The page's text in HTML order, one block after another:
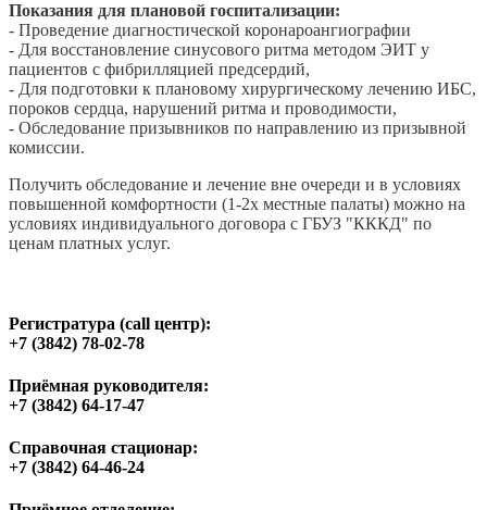
Показания для плановой госпитализации:
- Проведение диагностической коронароангиографии
- Для восстановление синусового ритма методом ЭИТ у
пациентов с фибрилляцией предсердий,
- Для подготовки к плановому хирургическому лечению ИБС,
пороков сердца, нарушений ритма и проводимости,
- Обследование призывников по направлению из призывной
комиссии.
Получить обследование и лечение вне очереди и в условиях
повышенной комфортности (1-2х местные палаты) можно на
условиях индивидуального договора с ГБУЗ "КККД" по
ценам платных услуг.
Регистратура (call центр):
+7 (3842) 78-02-78
Приёмная руководителя:
+7 (3842) 64-17-47
Справочная стационар:
+7 (3842) 64-46-24